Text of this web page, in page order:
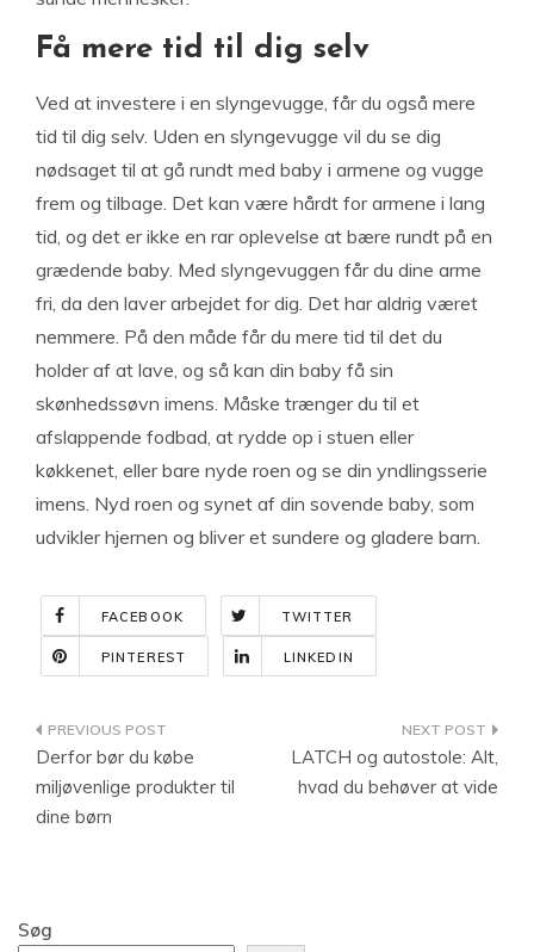
Få mere tid til dig selv
Ved at investere i en slyngevugge, får du også mere
tid til dig selv. Uden en slyngevugge vil du se dig
nødsaget til at gå rundt med baby i armene og vugge
frem og tilbage. Det kan være hårdt for armene i lang
tid, og det er ikke en rar oplevelse at bære rundt på en
grædende baby. Med slyngevuggen får du dine arme
fri, da den laver arbejdet for dig. Det har aldrig været
nemmere. På den måde får du mere tid til det du
holder af at lave, og så kan din baby få sin
skønhedssøvn imens. Måske trænger du til et
afslappende fodbad, at rydde op i stuen eller
køkkenet, eller bare nyde roen og se din yndlingsserie
imens. Nyd roen og synet af din sovende baby, som
udvikler hjernen og bliver et sundere og gladere barn.
FACEBOOK TWITTER
PINTEREST LINKEDIN
Indlægsnavigation
Derfor bør du købe
miljøvenlige produkter til
dine børn
LATCH og autostole: Alt,
hvad du behøver at vide
Søg